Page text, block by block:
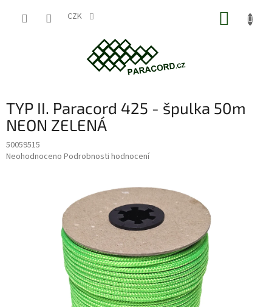
CZK
TYP II. Paracord 425 - špulka 50m
NEON ZELENÁ
50059515
Průměrné
Neohodnoceno Podrobnosti hodnocení